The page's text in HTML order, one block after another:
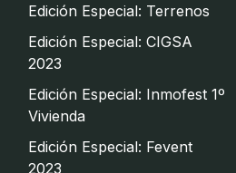
Edición Especial: Terrenos
Edición Especial: CIGSA
2023
Edición Especial: Inmofest 1º
Vivienda
Edición Especial: Fevent
2023